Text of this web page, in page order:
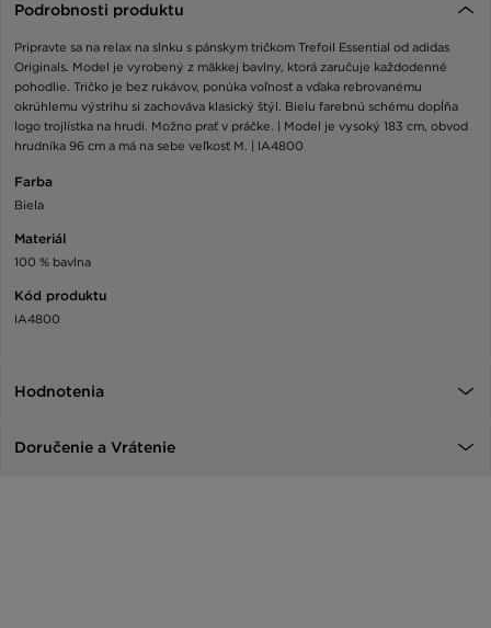
Podrobnosti produktu
Pripravte sa na relax na slnku s pánskym tričkom Trefoil Essential od adidas
Originals. Model je vyrobený z mäkkej bavlny, ktorá zaručuje každodenné
pohodlie. Tričko je bez rukávov, ponúka voľnosť a vďaka rebrovanému
okrúhlemu výstrihu si zachováva klasický štýl. Bielu farebnú schému dopĺňa
logo trojlístka na hrudi. Možno prať v práčke. | Model je vysoký 183 cm, obvod
hrudníka 96 cm a má na sebe veľkosť M. | IA4800
Farba
Biela
Materiál
100 % bavlna
Kód produktu
IA4800
Hodnotenia
Doručenie a Vrátenie